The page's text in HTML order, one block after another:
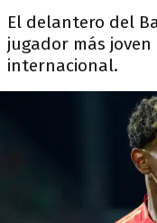
El delantero del
jugador más
internacional.